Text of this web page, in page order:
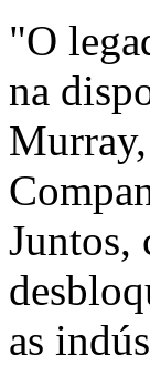
"O
na
Juntos,
as